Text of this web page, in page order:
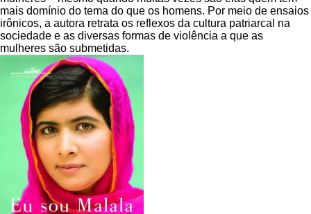
mais domínio do tema do que os homens. Por meio de ensaios
irônicos, a autora retrata os reflexos da cultura patriarcal na
sociedade e as diversas formas de violência a que as
mulheres são submetidas.